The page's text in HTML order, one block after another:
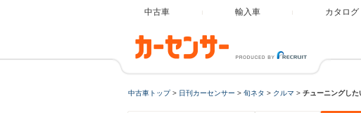
中古車 輸入車 カタログ
中古車トップ> 日刊カーセンサー > 旬ネタ > クルマ > チューニングし